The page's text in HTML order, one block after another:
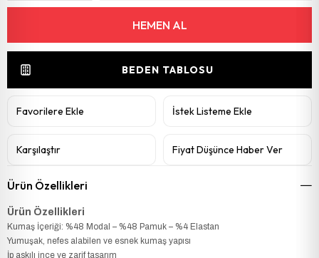
BEDEN TABLOSU
Favorilere Ekle İstek Listeme Ekle
Karşılaştır Fiyat Düşünce Haber Ver
Ürün Özellikleri
Ürün Özellikleri
Kumaş İçeriği: %48 Modal – %48 Pamuk – %4 Elastan
Yumuşak, nefes alabilen ve esnek kumaş yapısı
İp askılı ince ve zarif tasarım